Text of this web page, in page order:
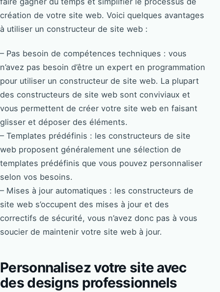
création de votre site web. Voici quelques avantages
à utiliser un constructeur de site web :
– Pas besoin de compétences techniques : vous
n’avez pas besoin d’être un expert en programmation
pour utiliser un constructeur de site web. La plupart
des constructeurs de site web sont conviviaux et
vous permettent de créer votre site web en faisant
glisser et déposer des éléments.
– Templates prédéfinis : les constructeurs de site
web proposent généralement une sélection de
templates prédéfinis que vous pouvez personnaliser
selon vos besoins.
– Mises à jour automatiques : les constructeurs de
site web s’occupent des mises à jour et des
correctifs de sécurité, vous n’avez donc pas à vous
soucier de maintenir votre site web à jour.
Personnalisez votre site avec
des designs professionnels